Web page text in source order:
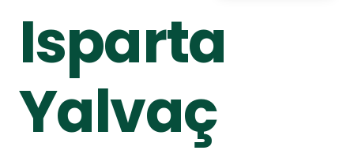
Isparta
Yalvaç